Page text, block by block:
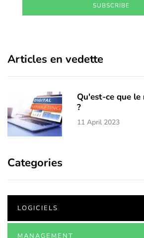
SUBSCRIBE
Articles en vedette
Qu'est-ce que
?
11 April 2023
Categories
LOGICIELS
MANAGEMENT